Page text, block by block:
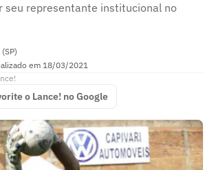
seu representante institucional no
em 18/03/2021
o Lance! no Google